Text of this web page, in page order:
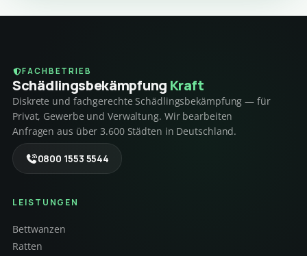
FACHBETRIEB
Schädlings­bekämpfung Kraft
Diskrete und fachgerechte Schädlingsbekämpfung — für
Privat, Gewerbe und Verwaltung. Wir bearbeiten
Anfragen aus über 3.600 Städten in Deutschland.
0800 1553 5544
LEISTUNGEN
Bettwanzen
Ratten